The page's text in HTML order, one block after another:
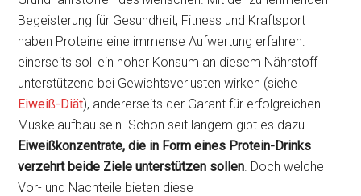
Begeisterung für Gesundheit, Fitness und Kraftsport
haben Proteine eine immense Aufwertung erfahren:
einerseits soll ein hoher Konsum an diesem Nährstoff
unterstützend bei Gewichtsverlusten wirken (siehe
Eiweiß-Diät), andererseits der Garant für erfolgreichen
Muskelaufbau sein. Schon seit langem gibt es dazu
Eiweißkonzentrate, die in Form eines Protein-Drinks
verzehrt beide Ziele unterstützen sollen. Doch welche
Vor- und Nachteile bieten diese